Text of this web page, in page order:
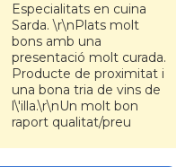
Especialitats en cuina
Sarda. \r\nPlats molt
bons amb una
presentació molt curada.
Producte de proximitat i
una bona tria de vins de
l\'illa.\r\nUn molt bon
raport qualitat/preu